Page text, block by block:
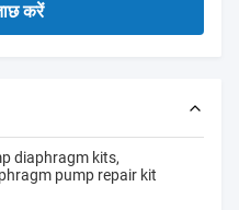
करें
diaphragm kits,
pump repair kit